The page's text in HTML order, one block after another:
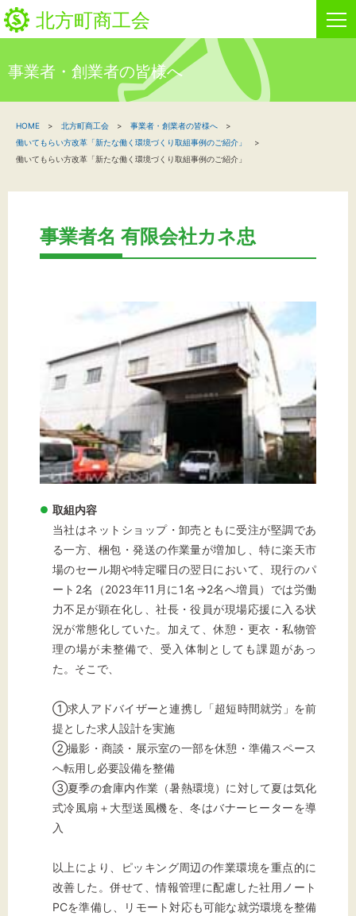
北方町商工会
新着情報
北方町商工会について
お問い合わせ
文字サイズ
標準 拡大
黒 白 黄
事業者・創業者の皆様へ
HOME 北方町商工会
事業者・創業者の皆様へ
働いてもらい方改革「新たな働く環境づくり取組事例のご紹介」
働いてもらい方改革「新たな働く環境づくり取組事例のご紹介」
事業者名 有限会社カネ忠
取組内容
当社はネットショップ・卸売ともに受注が堅調であ
る一方、梱包・発送の作業量が増加し、特に楽天市
場のセール期や特定曜日の翌日において、現行のパ
ート2名（2023年11月に1名→2名へ増員）では労働
力不足が顕在化し、社長・役員が現場応援に入る状
況が常態化していた。加えて、休憩・更衣・私物管
理の場が未整備で、受入体制としても課題があっ
た。そこで、
①求人アドバイザーと連携し「超短時間就労」を前
提とした求人設計を実施
②撮影・商談・展示室の一部を休憩・準備スペース
へ転用し必要設備を整備
③夏季の倉庫内作業（暑熱環境）に対して夏は気化
式冷風扇＋大型送風機を、冬はバナーヒーターを導
入
以上により、ピッキング周辺の作業環境を重点的に
改善した。併せて、情報管理に配慮した社用ノート
PCを準備し、リモート対応も可能な就労環境を整備